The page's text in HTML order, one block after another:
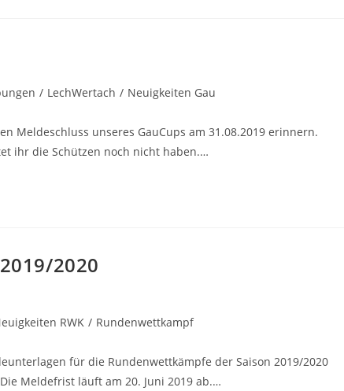
/ LechWertach / Neuigkeiten Gau
Meldeschluss unseres GauCups am 31.08.2019 erinnern.
ihr die Schützen noch nicht haben.…
2020
RWK / Rundenwettkampf
für die Rundenwettkämpfe der Saison 2019/2020
Meldefrist läuft am 20. Juni 2019 ab.…